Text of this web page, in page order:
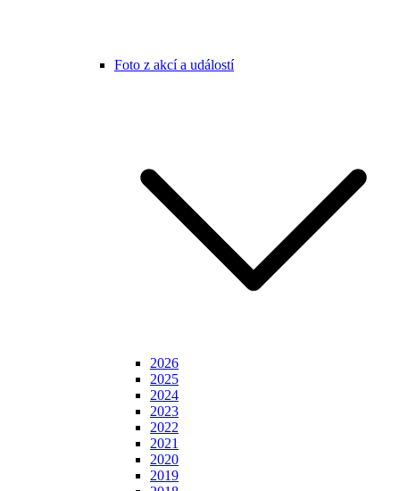
Foto z akcí a událostí
2026
2025
2024
2023
2022
2021
2020
2019